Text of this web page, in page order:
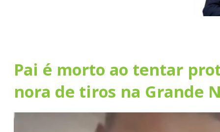
Pai é morto ao tentar
nora de tiros na Grande